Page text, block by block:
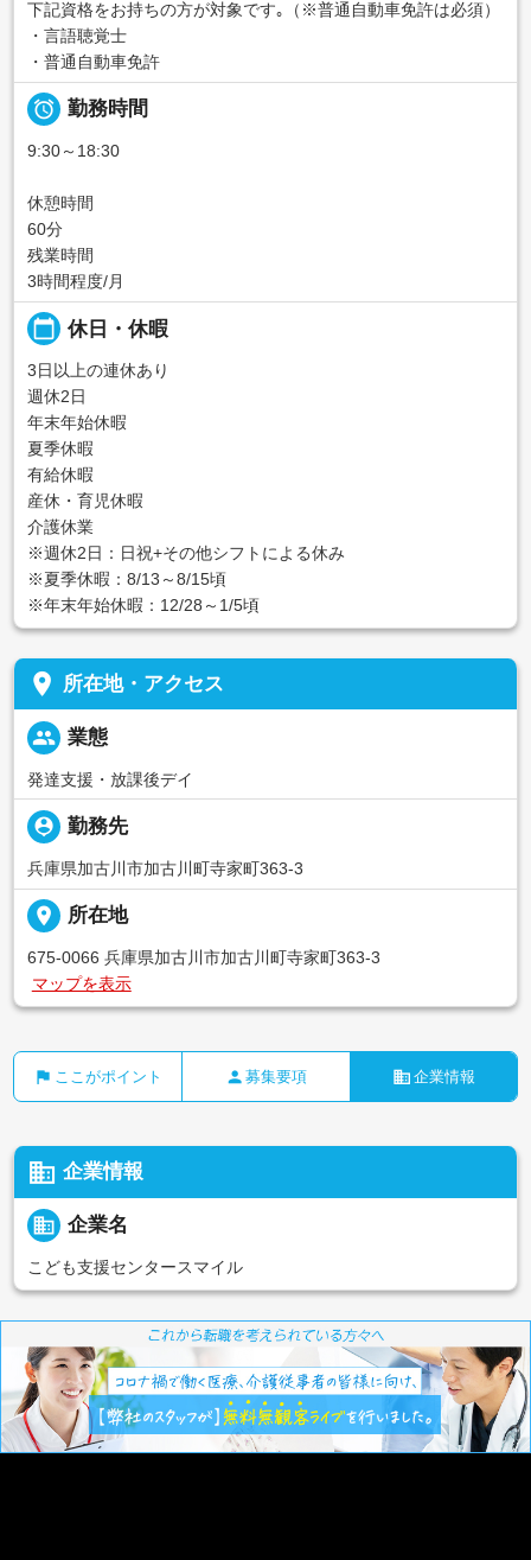
下記資格をお持ちの方が対象です｡（※普通自動車免許は必須）
・言語聴覚士
・普通自動車免許
 勤務時間
9:30～18:30
休憩時間
60分
残業時間
3時間程度/月
calendar_today 休日・休暇
3日以上の連休あり
週休2日
年末年始休暇
夏季休暇
有給休暇
産休・育児休暇
介護休業
※週休2日：日祝+その他シフトによる休み
※夏季休暇：8/13～8/15頃
※年末年始休暇：12/28～1/5頃
place 所在地・アクセス
people 業態
発達支援・放課後デイ
person_pin 勤務先
兵庫県加古川市加古川町寺家町363-3
place 所在地
675-0066 兵庫県加古川市加古川町寺家町363-3
マップを表示
flag ここがポイント person 募集要項 business 企業情報
business 企業情報
business 企業名
こども支援センタースマイル